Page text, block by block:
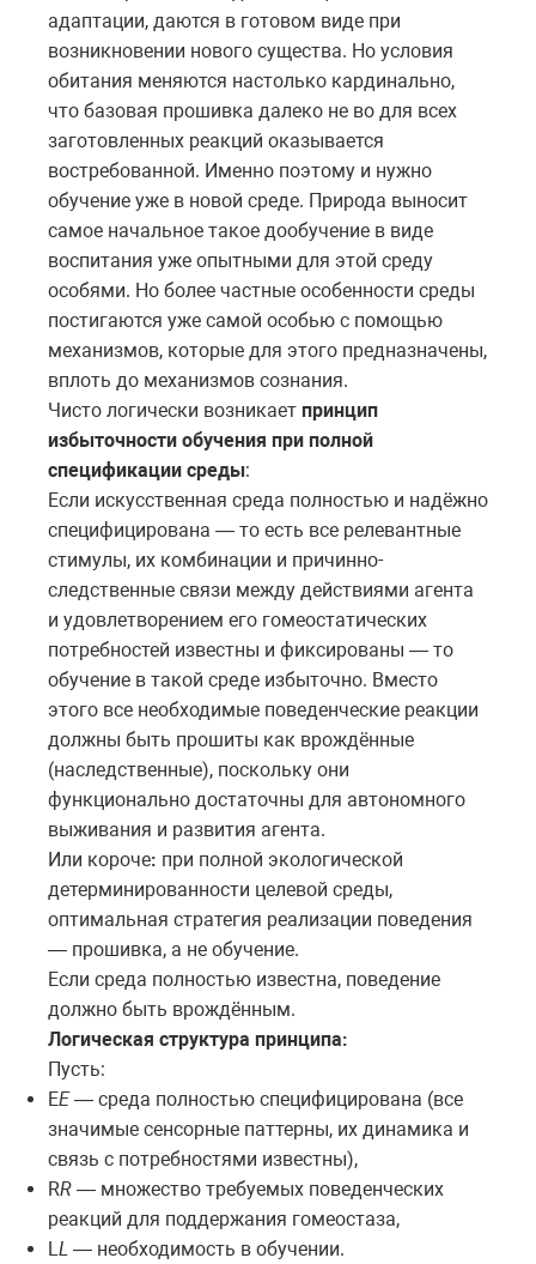
адаптации, даются в готовом виде при
возникновении нового существа. Но условия
обитания меняются настолько кардинально,
что базовая прошивка далеко не во для всех
заготовленных реакций оказывается
востребованной. Именно поэтому и нужно
обучение уже в новой среде. Природа выносит
самое начальное такое дообучение в виде
воспитания уже опытными для этой среду
особями. Но более частные особенности среды
постигаются уже самой особью с помощью
механизмов, которые для этого предназначены,
вплоть до механизмов сознания.
Чисто логически возникает принцип
избыточности обучения при полной
спецификации среды:
Если искусственная среда полностью и надёжно
специфицирована — то есть все релевантные
стимулы, их комбинации и причинно-
следственные связи между действиями агента
и удовлетворением его гомеостатических
потребностей известны и фиксированы — то
обучение в такой среде избыточно. Вместо
этого все необходимые поведенческие реакции
должны быть прошиты как врождённые
(наследственные), поскольку они
функционально достаточны для автономного
выживания и развития агента.
Или короче: при полной экологической
детерминированности целевой среды,
оптимальная стратегия реализации поведения
— прошивка, а не обучение.
Если среда полностью известна, поведение
должно быть врождённым.
Логическая структура принципа:
Пусть:
EE— среда полностью специфицирована (все
значимые сенсорные паттерны, их динамика и
связь с потребностями известны),
RR — множество требуемых поведенческих
реакций для поддержания гомеостаза,
LL — необходимость в обучении.